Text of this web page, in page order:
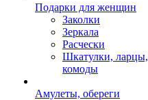
Подарки для женщин
Заколки
Зеркала
Расчески
Шкатулки, ларцы,
комоды
Амулеты, обереги